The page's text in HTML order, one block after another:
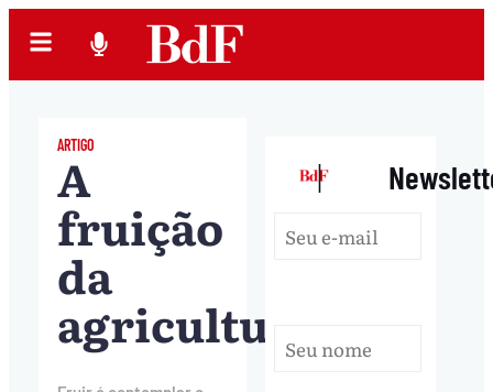
ARTIGO
A
fruição
da
agricultura
|